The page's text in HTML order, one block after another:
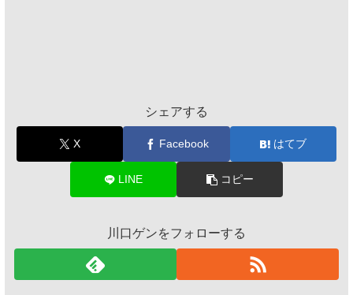
シェアする
X Facebook はてブ
LINE コピー
川口ゲンをフォローする